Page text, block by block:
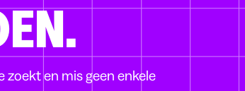
zoekt en mis geen enkele